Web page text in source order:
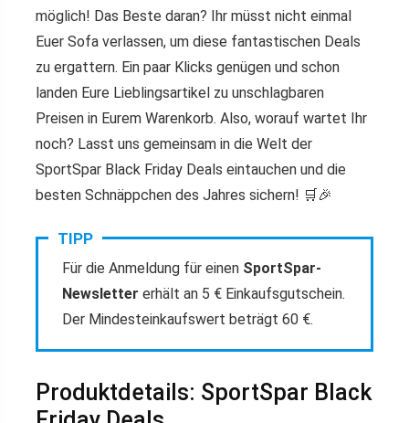
möglich! Das Beste daran? Ihr müsst nicht einmal
Euer Sofa verlassen, um diese fantastischen Deals
zu ergattern. Ein paar Klicks genügen und schon
landen Eure Lieblingsartikel zu unschlagbaren
Preisen in Eurem Warenkorb. Also, worauf wartet Ihr
noch? Lasst uns gemeinsam in die Welt der
SportSpar Black Friday Deals eintauchen und die
besten Schnäppchen des Jahres sichern! 🛒🎉
TIPP
Für die Anmeldung für einen SportSpar-
Newsletter erhält an 5 € Einkaufsgutschein.
Der Mindesteinkaufswert beträgt 60 €.
Produktdetails: SportSpar Black